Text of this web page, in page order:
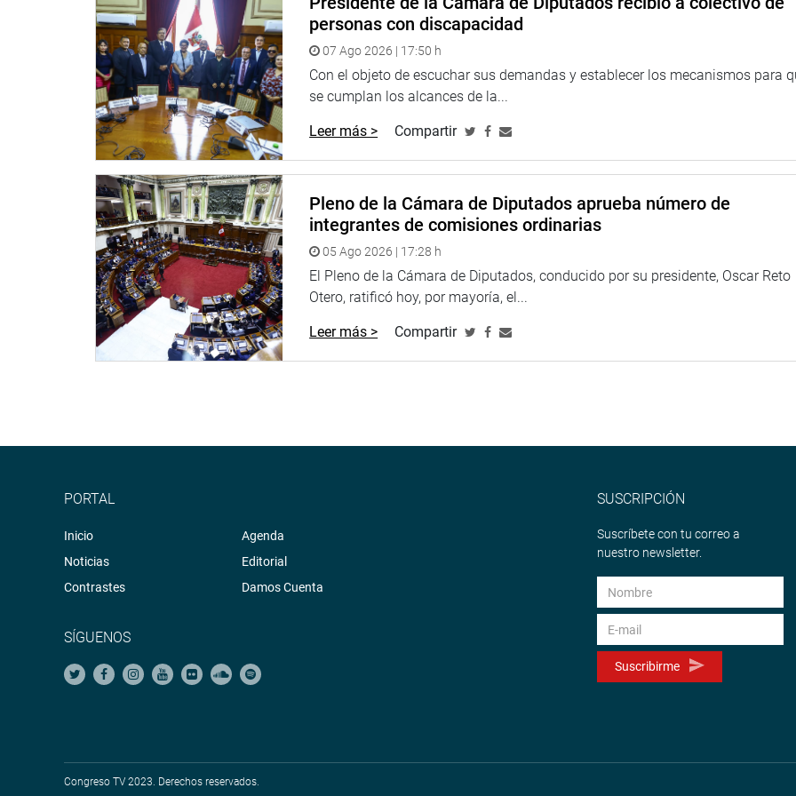
personas con discapacidad
07 Ago 2026 | 17:50 h
Con el objeto de escuchar sus demandas y establecer los mecanismos para
se cumplan los alcances de la...
Leer más > Compartir
Pleno de la Cámara de Diputados aprueba número de
integrantes de comisiones ordinarias
05 Ago 2026 | 17:28 h
El Pleno de la Cámara de Diputados, conducido por su presidente, Oscar Reto
Otero, ratificó hoy, por mayoría, el...
Leer más > Compartir
PORTAL
Inicio
Noticias
Contrastes
Agenda
Editorial
Damos Cuenta
SÍGUENOS
SUSCRIPCIÓN
Suscríbete con tu correo a
nuestro newsletter.
Suscribirme
Congreso TV 2023. Derechos reservados.